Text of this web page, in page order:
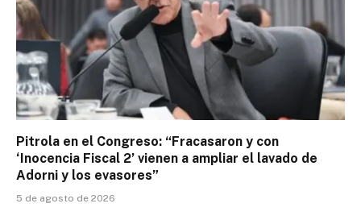
Pitrola en el Congreso: “Fracasaron y con
‘Inocencia Fiscal 2’ vienen a ampliar el lavado de
Adorni y los evasores”
5 de agosto de 2026